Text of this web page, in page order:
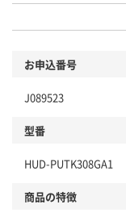
お申込番号
J089523
型番
HUD-PUTK308GA1
商品の特徴